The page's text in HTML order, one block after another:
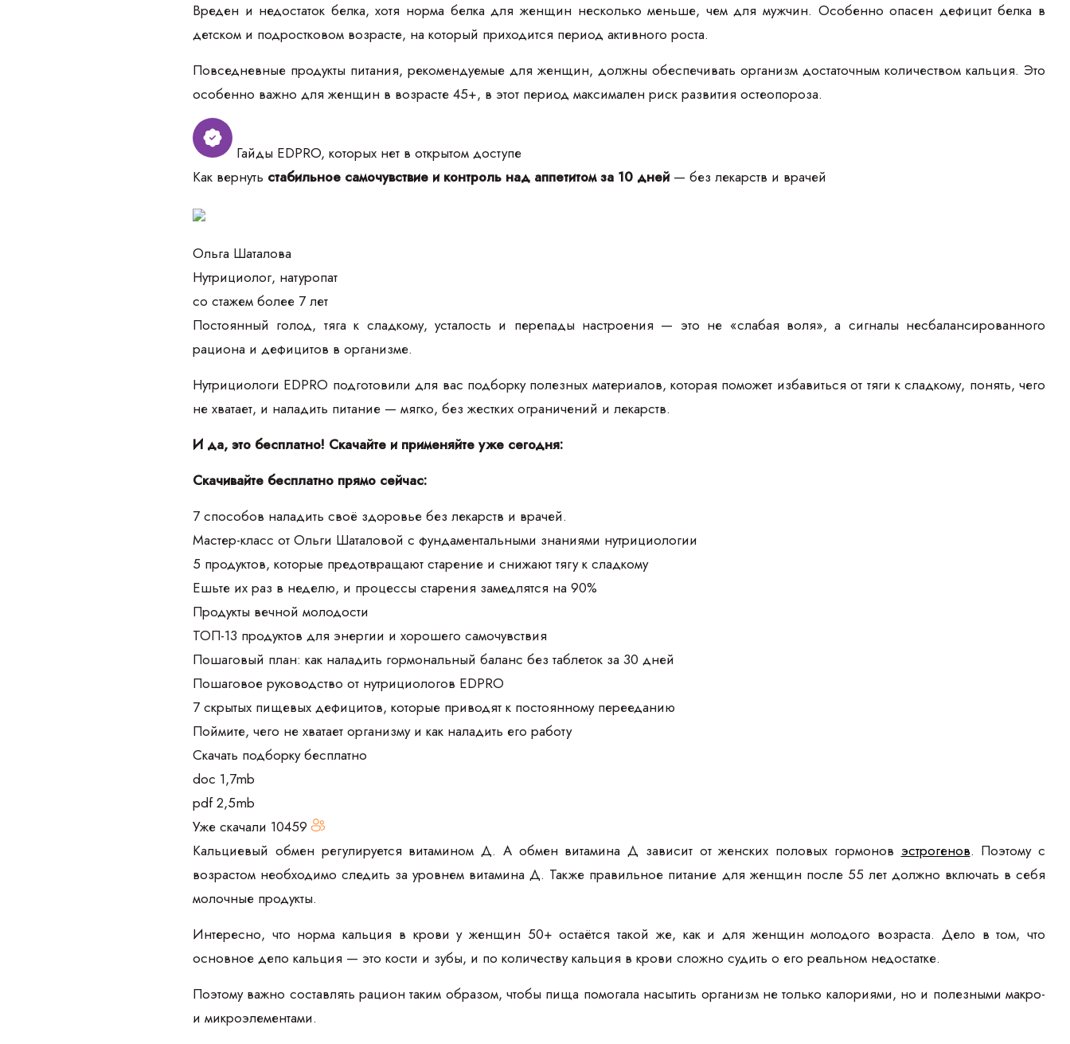
Вреден и недостаток белка, хотя норма белка для женщин несколько меньше, чем для мужчин. Особенно опасен дефицит белка в
детском и подростковом возрасте, на который приходится период активного роста.
Повседневные продукты питания, рекомендуемые для женщин, должны обеспечивать организм достаточным количеством кальция. Это
особенно важно для женщин в возрасте 45+, в этот период максимален риск развития остеопороза.
Гайды EDPRO, которых нет в открытом доступе
Как вернуть стабильное самочувствие и контроль над аппетитом за 10 дней — без лекарств и врачей
Ольга Шаталова
Нутрициолог, натуропат
со стажем более 7 лет
Постоянный голод, тяга к сладкому, усталость и перепады настроения — это не «слабая воля», а сигналы несбалансированного
рациона и дефицитов в организме.
Нутрициологи EDPRO подготовили для вас подборку полезных материалов, которая поможет избавиться от тяги к сладкому, понять, чего
не хватает, и наладить питание — мягко, без жестких ограничений и лекарств.
И да, это бесплатно! Скачайте и применяйте уже сегодня:
Скачивайте бесплатно прямо сейчас:
7 способов наладить своё здоровье без лекарств и врачей.
Мастер-класс от Ольги Шаталовой с фундаментальными знаниями нутрициологии
5 продуктов, которые предотвращают старение и снижают тягу к сладкому
Ешьте их раз в неделю, и процессы старения замедлятся на 90%
Продукты вечной молодости
ТОП-13 продуктов для энергии и хорошего самочувствия
Пошаговый план: как наладить гормональный баланс без таблеток за 30 дней
Пошаговое руководство от нутрициологов EDPRO
7 скрытых пищевых дефицитов, которые приводят к постоянному перееданию
Поймите, чего не хватает организму и как наладить его работу
Скачать подборку бесплатно
doc 1,7mb
pdf 2,5mb
Уже скачали 10459
Кальциевый обмен регулируется витамином Д. А обмен витамина Д зависит от женских половых гормонов эстрогенов. Поэтому с
возрастом необходимо следить за уровнем витамина Д. Также правильное питание для женщин после 55 лет должно включать в себя
молочные продукты.
Интересно, что норма кальция в крови у женщин 50+ остаётся такой же, как и для женщин молодого возраста. Дело в том, что
основное депо кальция — это кости и зубы, и по количеству кальция в крови сложно судить о его реальном недостатке.
Поэтому важно составлять рацион таким образом, чтобы пища помогала насытить организм не только калориями, но и полезными макро-
и микроэлементами.